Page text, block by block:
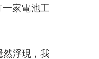
家電池工
然浮現，我